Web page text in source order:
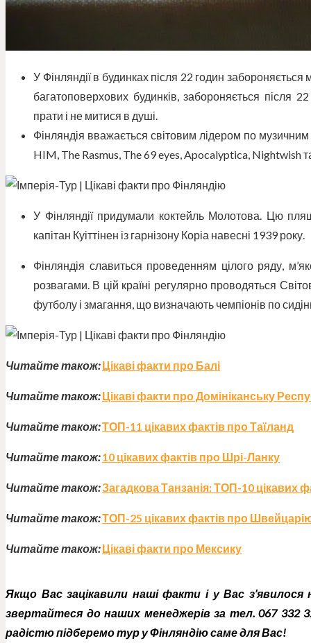
У Фінляндії в будинках після 22 годин
багатоповерхових будинків, забороняється після
прати і не митися в душі.
Фінляндія вважається світовим лідером по музичним
HIM, The Rasmus, The 69 eyes, Apocalyptica, Nightwish
У Фінляндії придумали коктейль Молотова. Цю
капітан Куіттінен із гарнізону Коріа навесні 1939 року.
Фінляндія славиться проведенням цілого ряду,
розвагами. В цій країні регулярно проводяться
футболу і змагання, що визначають чемпіонів по
Читайте також: Цікаві факти про Балі
Читайте також:Цікаві факти про Домініканську
Читайте також:ТОП-11 цікавих фактів про Таїланд
Читайте також:10 цікавих фактів про Шрі-Ланку
Читайте також:Загадкова Танзанія: ТОП-10 цікавих
Читайте також:ТОП-25 цікавих фактів про
Читайте також:Цікаві факти про Мексику
Якщо Васзацікавили наші факти і у Вас
звертайтеся до наших менеджерів за тел. 067
радістю підберемо тур у Фінляндію саме для Вас!